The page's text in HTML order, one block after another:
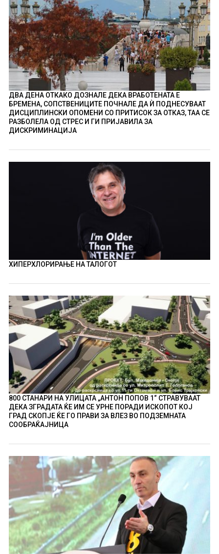
ДВА ДЕНА ОТКАКО ДОЗНАЛЕ ДЕКА ВРАБОТЕНАТА Е
БРЕМЕНА, СОПСТВЕНИЦИТЕ ПОЧНАЛЕ ДА Ѝ ПОДНЕСУВААТ
ДИСЦИПЛИНСКИ ОПОМЕНИ СО ПРИТИСОК ЗА ОТКАЗ, ТАА СЕ
РАЗБОЛЕЛА ОД СТРЕС И ГИ ПРИЈАВИЛА ЗА
ДИСКРИМИНАЦИЈА
ХИПЕРХЛОРИРАЊЕ НА ТАЛОГОТ
800 СТАНАРИ НА УЛИЦАТА „АНТОН ПОПОВ 1“ СТРАВУВААТ
ДЕКА ЗГРАДАТА ЌЕ ИМ СЕ УРНЕ ПОРАДИ ИСКОПОТ КОЈ
ГРАД СКОПЈЕ ЌЕ ГО ПРАВИ ЗА ВЛЕЗ ВО ПОДЗЕМНАТА
СООБРАЌАЈНИЦА